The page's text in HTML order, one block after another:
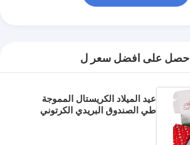
احصل على افضل سعر ل
عيد الميلاد الكريستال المموجة
طي الصندوق البريدي الكرتوني